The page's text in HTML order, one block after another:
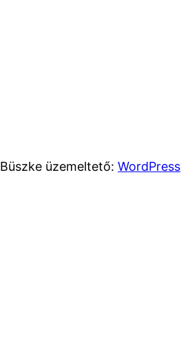
Büszke üzemeltető:WordPress